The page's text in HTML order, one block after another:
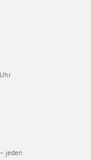
jeden